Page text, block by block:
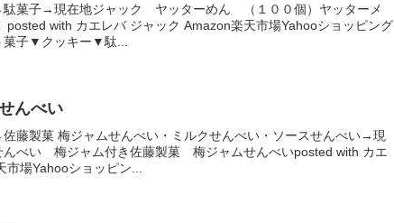
菓子→現在地ジャック ヤッターめん （１００個）ヤッターメ
with カエレバ ジャック Amazon楽天市場Yahooショッピング
子▼クッキー▼駄...
んべい
藤製菓 梅ジャムせんべい・ミルクせんべい・ソースせんべい→現
べい 梅ジャム付き佐藤製菓 梅ジャムせんべいposted with カエ
場Yahooショッピン...